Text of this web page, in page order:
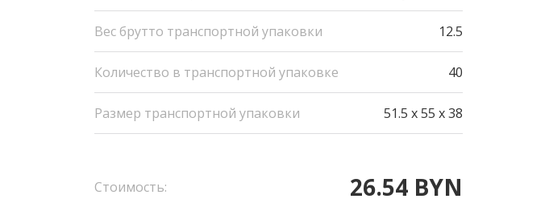
Вес брутто транспортной упаковки 12.5
Количество в транспортной упаковке 40
Размер транспортной упаковки 51.5 x 55 x 38
Стоимость: 26.54 BYN